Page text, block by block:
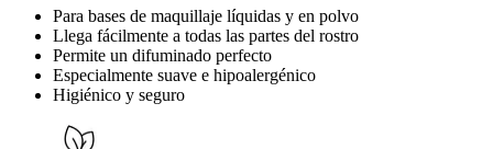
Para bases de maquillaje líquidas y en polvo
Llega fácilmente a todas las partes del rostro
Permite un difuminado perfecto
Especialmente suave e hipoalergénico
Higiénico y seguro